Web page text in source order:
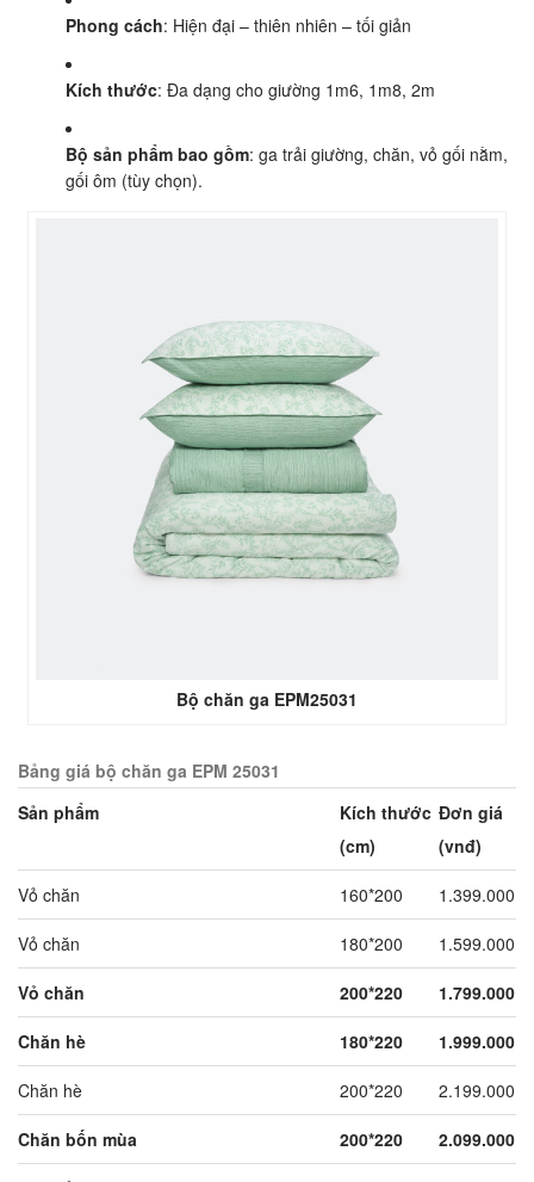
Phong cách: Hiện đại – thiên nhiên – tối giản
Kích thước: Đa dạng cho giường 1m6, 1m8, 2m
Bộ sản phẩm bao gồm: ga trải giường, chăn, vỏ gối nằm,
gối ôm (tùy chọn).
Bộ chăn ga EPM25031
Bảng giá bộ chăn ga EPM 25031
Sản phẩm
Kích thước
(cm)
Đơn giá
(vnđ)
Vỏ chăn 160*200 1.399.000
Vỏ chăn 180*200 1.599.000
Vỏ chăn 200*220 1.799.000
Chăn hè 180*220 1.999.000
Chăn hè 200*220 2.199.000
Chăn bốn mùa 200*220 2.099.000